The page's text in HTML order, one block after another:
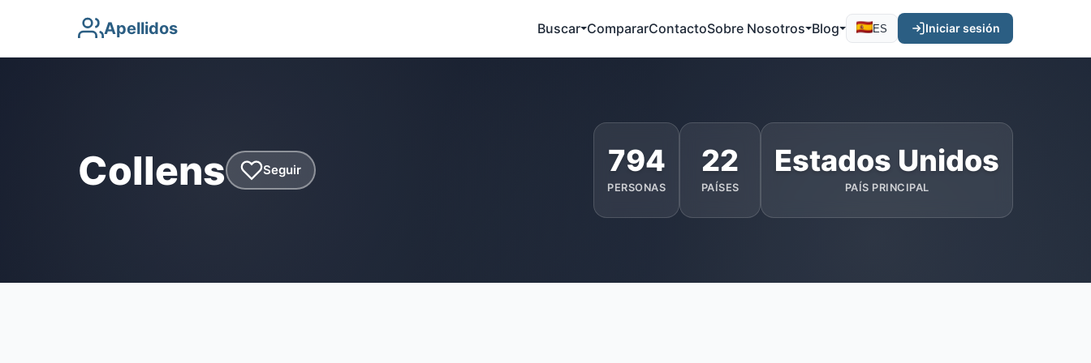
Apellidos Buscar CompararContactoSobre Nosotros Blog ES Iniciar sesión
Collens Seguir 794
PERSONAS
22
PAÍSES
Estados Unidos
PAÍS PRINCIPAL